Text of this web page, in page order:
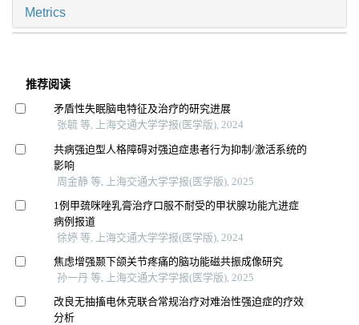
Metrics
推荐阅读
矛盾性失眠脑电特征及治疗的研究进展
张毓 等, 上海交通大学学报(医学版), 2024
共病强迫型人格障碍对强迫症患者行为抑制/激活系统的
影响
周金静 等, 上海交通大学学报(医学版), 2025
1例甲巯咪唑乳膏治疗口服不耐受的甲状腺功能亢进症
病例报道
徐婷 等, 上海交通大学学报(医学版), 2024
焦虑增强颞下颌关节疼痛的脑功能磁共振成像研究
孙一丹 等, 上海交通大学学报(医学版), 2025
改良无抽搐电休克联合常规治疗对难治性强迫症的疗效
分析